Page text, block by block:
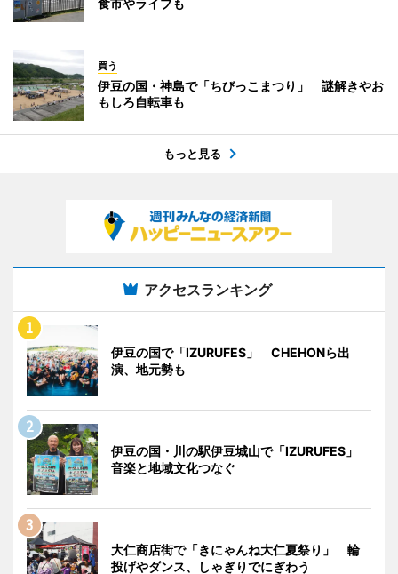
買う
伊豆の国・神島で「ちびっこまつり」 謎解きやお
もしろ自転車も
もっと見る
アクセスランキング
伊豆の国で「IZURUFES」 CHEHONら出
演、地元勢も
伊豆の国・川の駅伊豆城山で「IZURUFES」
音楽と地域文化つなぐ
大仁商店街で「きにゃんね大仁夏祭り」 輪
投げやダンス、しゃぎりでにぎわう